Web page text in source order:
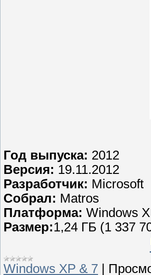
Год выпуска: 2012
Версия: 19.11.2012
Разработчик: Microsoft
Собрал: Matros
Платформа: Windows
Размер:1,24 ГБ (1 337
Windows XP & 7 |